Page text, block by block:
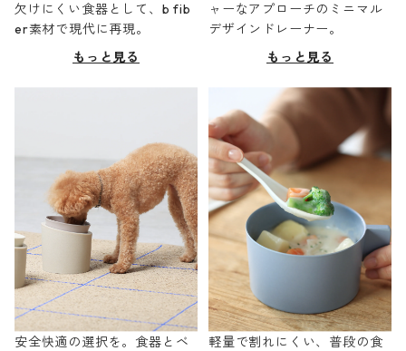
欠けにくい食器として、b fib
er素材で現代に再現。
もっと見る
ャーなアプローチのミニマル
デザインドレーナー。
もっと見る
安全快適の選択を。食器とベ
軽量で割れにくい、普段の食